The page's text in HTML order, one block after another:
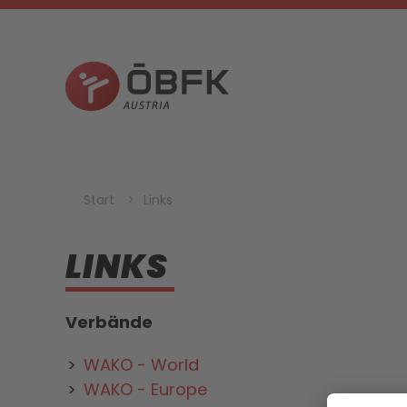
Start Links
LINKS
Verbände
WAKO - World
WAKO - Europe